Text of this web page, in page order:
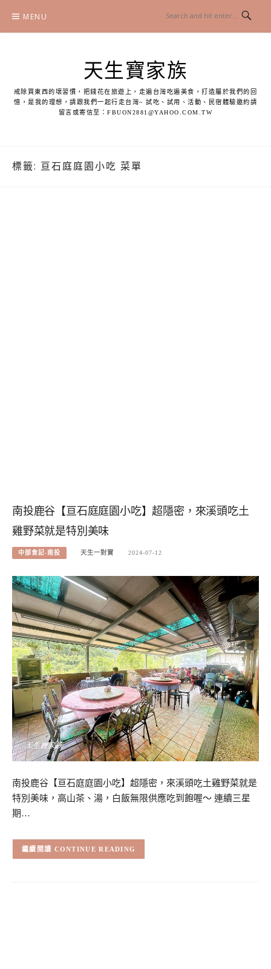
content
MENU
天生寶家族
戒除買東西的壞習慣，把錢花在旅遊上，走遍台灣吃遍美食，打造屬於我們的回
憶，是我的理想，請跟我們一起行走台灣~ 試吃、試用、活動、民宿體驗邀約請
留言或寄信至：FBUON2881@YAHOO.COM.TW
標籤: 亘石庭庭園小吃 菜單
南投鹿谷【亘石庭庭園小吃】超隱密，來溪頭吃土
雞野菜就是特別美味
中部食記-南投 天生一對寶 2024-07-12
南投鹿谷【亘石庭庭園小吃】超隱密，來溪頭吃土雞野菜就是
特別美味，高山茶、湯，白飯無限供應吃到飽喔～ 連續三星
期…
CONTINUE READING